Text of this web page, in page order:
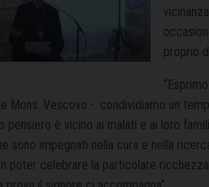
proprio
Mons. Vescovo -: condividiamo un
pensiero è vicino ai malati e ai loro
sono impegnati nella cura e nella
poter celebrare la particolare